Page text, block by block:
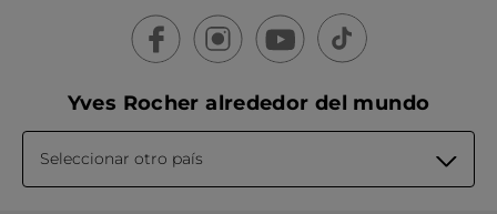
Yves Rocher alrededor del mundo
Seleccionar otro país